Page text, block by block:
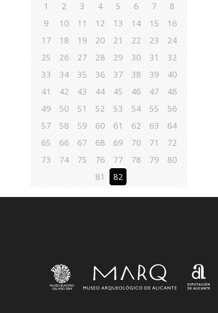
1 2 3 4 5 6 7
8
9
10 11 12 13 14 15
16
17
18 19 20 21 22 23
24
25
26 27 28 29 30 31
32
33
34 35 36 37 38 39
40
41
42 43 44 45 46 47
48
49
50 51 52 53 54 55
56
57
58 59 60 61 62 63
64
65
66 67 68 69 70 71
72
73
74 75 76 77 78 79
80
81
82